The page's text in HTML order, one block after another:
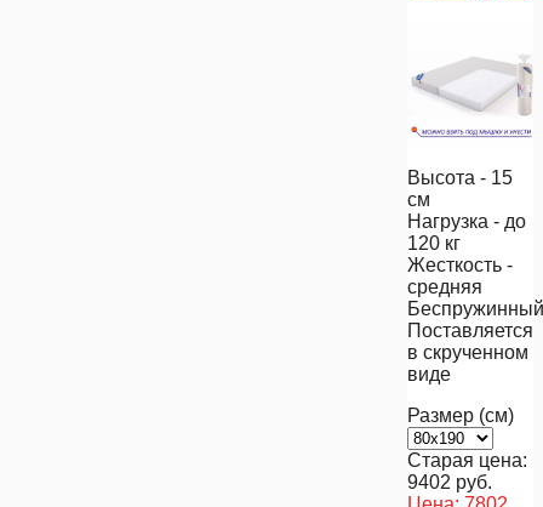
Высота - 15
см
Нагрузка - до
120 кг
Жесткость -
средняя
Беспружинный
Поставляется
в скрученном
виде
Размер (см)
Старая цена:
9402 руб.